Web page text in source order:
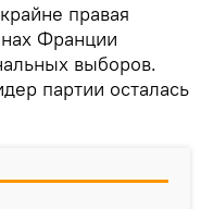
правая
Франции
выборов.
партии осталась